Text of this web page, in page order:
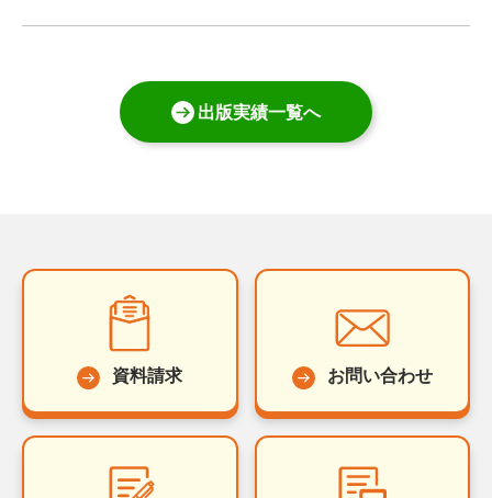
出版実績一覧へ
資料請求 お問い合わせ